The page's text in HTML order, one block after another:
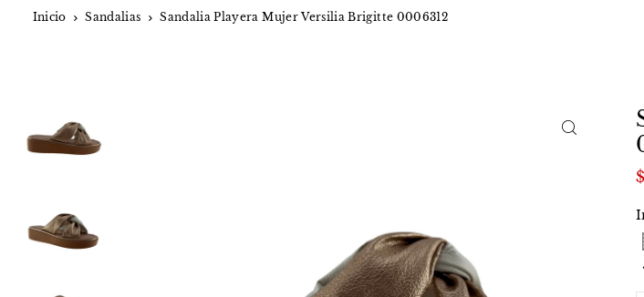
Inicio Sandalias Sandalia Playera Mujer Versilia Brigitte 0006312